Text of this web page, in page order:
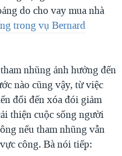
do cho vay mua nhà
trong vụ Bernard
nhũng ảnh hưởng đến
nào cũng vậy, từ việc
đổi đến xóa đói giảm
thiện cuộc sống người
nếu tham nhũng vẫn
công. Bà nói tiếp: